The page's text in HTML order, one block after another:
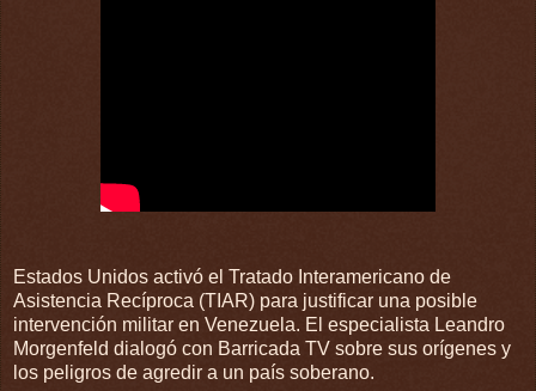
Estados Unidos activó el Tratado Interamericano de
Asistencia Recíproca (TIAR) para justificar una posible
intervención militar en Venezuela. El especialista Leandro
Morgenfeld dialogó con Barricada TV sobre sus orígenes y
los peligros de agredir a un país soberano.